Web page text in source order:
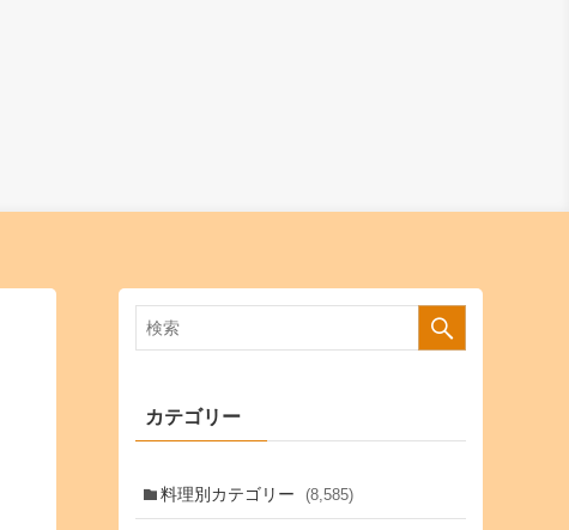
カテゴリー
料理別カテゴリー (8,585)